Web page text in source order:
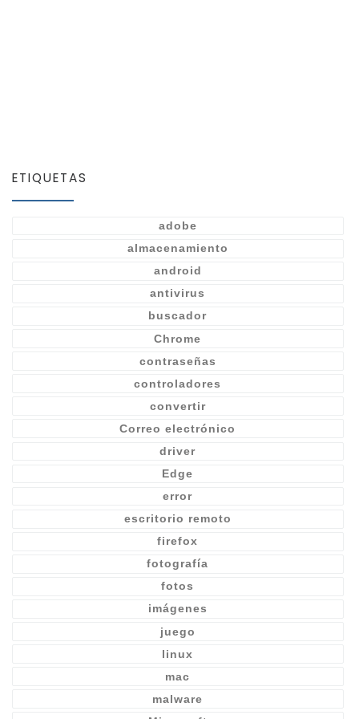
ETIQUETAS
adobe
almacenamiento
android
antivirus
buscador
Chrome
contraseñas
controladores
convertir
Correo electrónico
driver
Edge
error
escritorio remoto
firefox
fotografía
fotos
imágenes
juego
linux
mac
malware